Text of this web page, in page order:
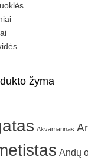
žyma
Akvamarinas
Andų